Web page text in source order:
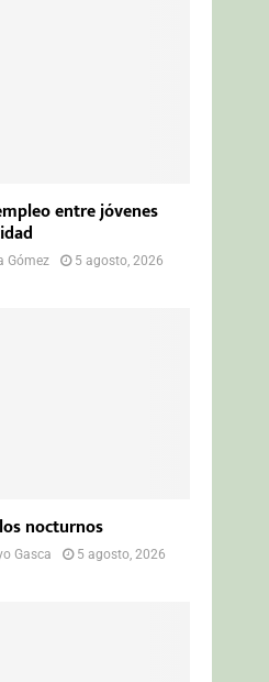
entre jóvenes
Gómez
5 agosto, 2026
nocturnos
Gasca
5 agosto, 2026